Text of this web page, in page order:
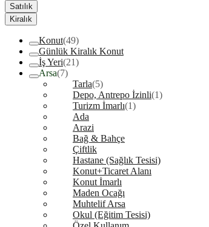
Satılık
Kiralık
Konut(49)
Günlük Kiralık Konut
İş Yeri(21)
Arsa(7)
Tarla(5)
Depo, Antrepo İzinli(1)
Turizm İmarlı(1)
Ada
Arazi
Bağ & Bahçe
Çiftlik
Hastane (Sağlık Tesisi)
Konut+Ticaret Alanı
Konut İmarlı
Maden Ocağı
Muhtelif Arsa
Okul (Eğitim Tesisi)